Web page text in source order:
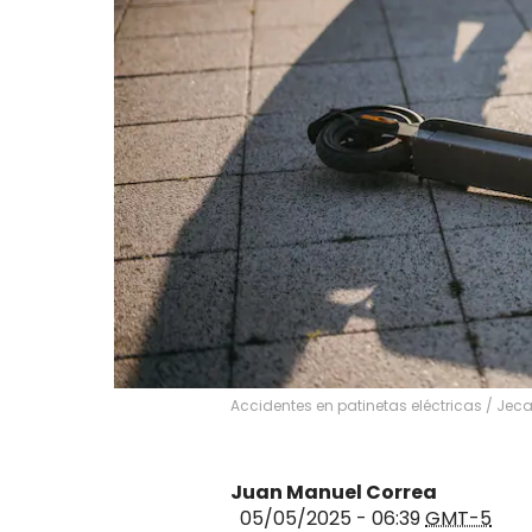
Accidentes en patinetas eléctricas /
Juan Manuel Correa
05/05/2025 - 06:39GMT-5